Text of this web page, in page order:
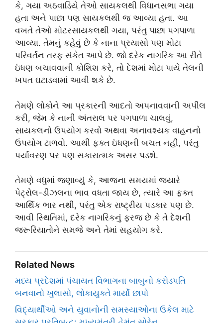
કે, ગયા અઠવાડિયે તેઓ સાયકલથી વિધાનસભા ગયા
હતા અને પાછા પણ સાયકલથી જ આવ્યા હતા. આ
વખતે તેઓ મોટરસાયકલથી ગયા, પરંતુ પાછા પગપાળા
આવ્યા. તેમનું કહેવું છે કે નાના પ્રયાસો પણ મોટા
પરિવર્તન તરફ સંકેત આપે છે. જો દરેક નાગરિક આ રીતે
ઇંધણ બચાવવાની કોશિશ કરે, તો દેશમાં મોટા પાયે તેલની
ખપત ઘટાડવામાં આવી શકે છે.
તેમણે લોકોને આ પ્રકારની આદતો અપનાવવાની અપીલ
કરી, જેમ કે નાની અંતરાલ પર પગપાળા ચાલવું,
સાયકલનો ઉપયોગ કરવો અથવા અનાવશ્યક વાહનનો
ઉપયોગ ટાળવો. આથી ફક્ત ઇંધણની બચત નહીં, પરંતુ
પર્યાવરણ પર પણ સકારાત્મક અસર પડશે.
તેમણે વધુમાં જણાવ્યું કે, આજના સમયમાં જ્યારે
પેટ્રોલ-ડીઝલના ભાવ વધતા જાય છે, ત્યારે આ ફક્ત
આર્થિક ભાર નથી, પરંતુ એક રાષ્ટ્રીય પડકાર પણ છે.
આવી સ્થિતિમાં, દરેક નાગરિકનું ફરજ છે કે તે દેશની
જરૂરિયાતોને સમજે અને તેમાં સહયોગ કરે.
Related News
મધ્ય પ્રદેશમાં પંચાયત વિભાગના બાબુનો કરોડપતિ
બનવાનો ખુલાસો, લોકાયુક્તે માર્યો છાપો
વિદ્યાર્થીઓ અને યુવાનોની સમસ્યાઓના ઉકેલ માટે